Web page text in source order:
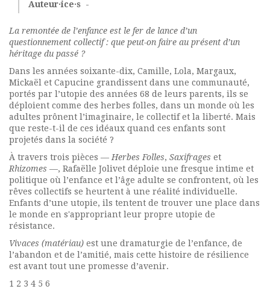
Auteur·ice·s -
La remontée de l’enfance est le fer de lance d’un
questionnement collectif : que peut-on faire au présent d’un
héritage du passé ?
Dans les années soixante-dix, Camille, Lola, Margaux,
Mickaël et Capucine grandissent dans une communauté,
portés par l’utopie des années 68 de leurs parents, ils se
déploient comme des herbes folles, dans un monde où les
adultes prônent l’imaginaire, le collectif et la liberté. Mais
que reste-t-il de ces idéaux quand ces enfants sont
projetés dans la société ?
À travers trois pièces — Herbes Folles, Saxifrages et
Rhizomes —, Rafaëlle Jolivet déploie une fresque intime et
politique où l’enfance et l’âge adulte se confrontent, où les
rêves collectifs se heurtent à une réalité individuelle.
Enfants d’une utopie, ils tentent de trouver une place dans
le monde en s'appropriant leur propre utopie de
résistance.
Vivaces (matériau) est une dramaturgie de l’enfance, de
l’abandon et de l’amitié, mais cette histoire de résilience
est avant tout une promesse d’avenir.
1 2 3 4 5 6